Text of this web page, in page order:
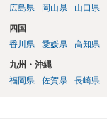
広島県
岡山県 山口県
四国
香川県
愛媛県 高知県
九州・沖縄
福岡県
佐賀県 長崎県